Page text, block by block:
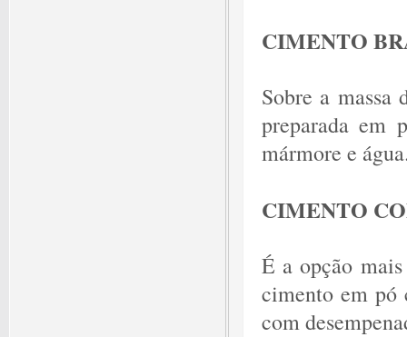
CIMENTO
Sobre a
preparada em
mármore e
CIMENTO
É a opção
cimento em pó
com